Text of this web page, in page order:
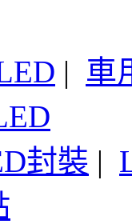
| 車
封裝 |